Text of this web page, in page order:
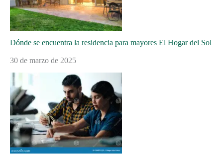
Dónde se encuentra la residencia para mayores El Hogar del Sol
30 de marzo de 2025